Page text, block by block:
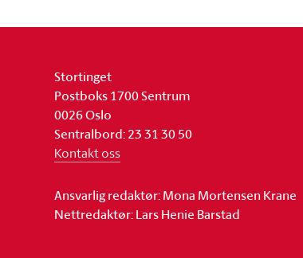
Stortinget
Postboks 1700 Sentrum
0026 Oslo
Sentralbord: 23 31 30 50
Kontakt oss
Ansvarlig redaktør: Mona Mortensen Krane
Nettredaktør: Lars Henie Barstad